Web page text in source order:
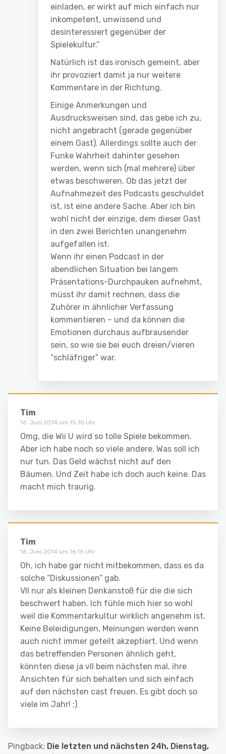
einladen, er wirkt auf mich einfach nur
inkompetent, unwissend und
desinteressiert gegenüber der
Spielekultur.”
Natürlich ist das ironisch gemeint, aber
ihr provoziert damit ja nur weitere
Kommentare in der Richtung.
Einige Anmerkungen und
Ausdrucksweisen sind, das gebe ich zu,
nicht angebracht (gerade gegenüber
einem Gast). Allerdings sollte auch der
Funke Wahrheit dahinter gesehen
werden, wenn sich (mal mehrere) über
etwas beschweren. Ob das jetzt der
Aufnahmezeit des Podcasts geschuldet
ist, ist eine andere Sache. Aber ich bin
wohl nicht der einzige, dem dieser Gast
in den zwei Berichten unangenehm
aufgefallen ist.
Wenn ihr einen Podcast in der
abendlichen Situation bei langem
Präsentations-Durchpauken aufnehmt,
müsst ihr damit rechnen, dass die
Zuhörer in ähnlicher Verfassung
kommentieren – und da können die
Emotionen durchaus aufbrausender
sein, so wie sie bei euch dreien/vieren
“schläfriger” war.
Tim
16. Juni 2014 um 15:10 Uhr
Omg, die Wii U wird so tolle Spiele bekommen.
Aber ich habe noch so viele andere. Was soll ich
nur tun. Das Geld wächst nicht auf den
Bäumen. Und Zeit habe ich doch auch keine. Das
macht mich traurig.
Tim
16. Juni 2014 um 16:15 Uhr
Oh, ich habe gar nicht mitbekommen, dass es da
solche “Diskussionen” gab.
Vll nur als kleinen Denkanstoß für die die sich
beschwert haben. Ich fühle mich hier so wohl
weil die Kommentarkultur wirklich angenehm ist.
Keine Beleidigungen, Meinungen werden wenn
auch nicht immer geteilt akzeptiert. Und wenn
das betreffenden Personen ähnlich geht,
könnten diese ja vll beim nächsten mal, ihre
Ansichten für sich behalten und sich einfach
auf den nächsten cast freuen. Es gibt doch so
viele im Jahr! :)
Pingback: Die letzten und nächsten 24h, Dienstag,